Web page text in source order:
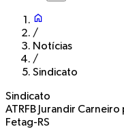
/
Notícias
/
Sindicato
Sindicato
ATRFB Jurandir
Fetag-RS